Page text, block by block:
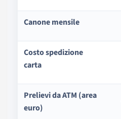
Canone mensile
Costo spedizione
carta
Prelievi da ATM (area
euro)